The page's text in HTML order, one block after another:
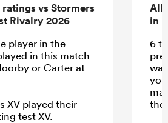
vs Stormers
Rivalry 2026
player in the
in this match
or Carter at
XV played their
test XV.
All
in
6